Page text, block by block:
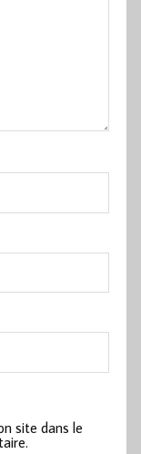
site dans le